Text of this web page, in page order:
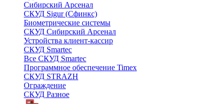
Сибирский Арсенал
СКУД Sigur (Сфинкс)
Биометрические системы
СКУД Сибирский Арсенал
Устройства клиент-кассир
СКУД Smartec
Все СКУД Smartec
Программное обеспечение Timex
СКУД STRAZH
Ограждение
СКУД Разное